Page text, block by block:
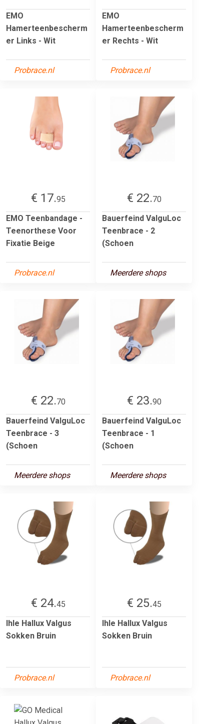
EMO
Hamerteenbescherm
er Links - Wit
Probrace.nl
EMO
Hamerteenbescherm
er Rechts - Wit
Probrace.nl
€ 17.95
EMO Teenbandage -
Teenorthese Voor
Fixatie Beige
Probrace.nl
€ 22.70
Bauerfeind ValguLoc
Teenbrace - 2
(Schoen
Meerdere shops
€ 22.70
Bauerfeind ValguLoc
Teenbrace - 3
(Schoen
Meerdere shops
€ 23.90
Bauerfeind ValguLoc
Teenbrace - 1
(Schoen
Meerdere shops
€ 24.45
Ihle Hallux Valgus
Sokken Bruin
Probrace.nl
€ 25.45
Ihle Hallux Valgus
Sokken Bruin
Probrace.nl